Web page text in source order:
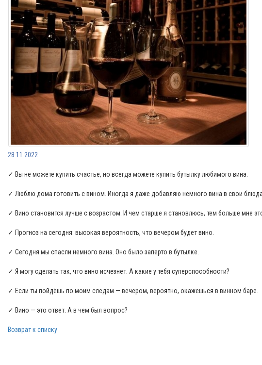
28.11.2022
✓ Вы не можете купить счастье, но всегда можете купить бутылку любимого вина.
✓ Люблю дома готовить с вином. Иногда я даже добавляю немного вина в свои блюда.
✓ Вино становится лучше с возрастом. И чем старше я становлюсь, тем больше мне
✓ Прогноз на сегодня: высокая вероятность, что вечером будет вино.
✓ Сегодня мы спасли немного вина. Оно было заперто в бутылке.
✓ Я могу сделать так, что вино исчезнет. А какие у тебя суперспособности?
✓ Если ты пойдёшь по моим следам — вечером, вероятно, окажешься в винном баре.
✓ Вино — это ответ. А в чем был вопрос?
Возврат к списку